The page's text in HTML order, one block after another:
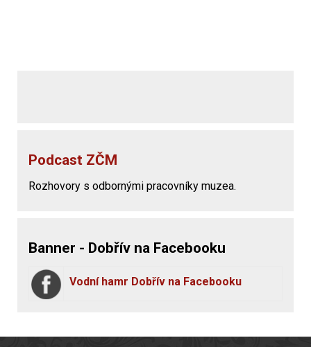
Podcast ZČM
Rozhovory s odbornými pracovníky muzea.
Banner - Dobřív na Facebooku
Vodní hamr Dobřív na Facebooku